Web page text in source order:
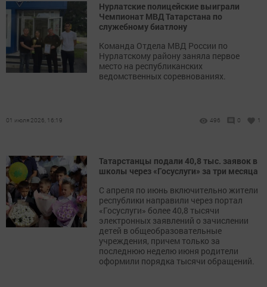
Нурлатские полицейские выиграли
Чемпионат МВД Татарстана по
служебному биатлону
Команда Отдела МВД России по
Нурлатскому району заняла первое
место на республиканских
ведомственных соревнованиях.
01 июля 2026, 16:19 496 0 1
Татарстанцы подали 40,8 тыс. заявок в
школы через «Госуслуги» за три месяца
С апреля по июнь включительно жители
республики направили через портал
«Госуслуги» более 40,8 тысячи
электронных заявлений о зачислении
детей в общеобразовательные
учреждения, причем только за
последнюю неделю июня родители
оформили порядка тысячи обращений.